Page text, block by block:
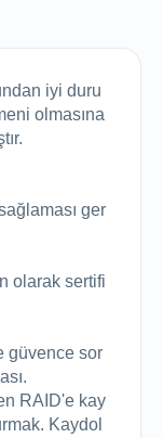
iyi duru
olmasına
ger
olarak sertifi
güvence sor
RAID'e kay
Kaydol